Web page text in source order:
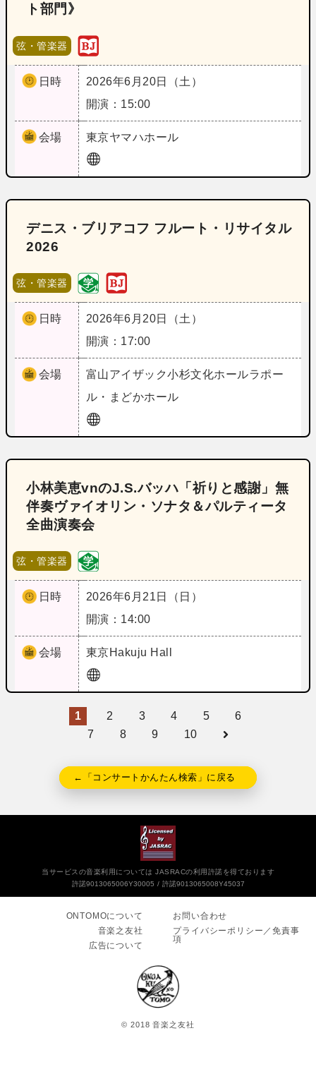
ト部門》
弦・管楽器
日時
2026年6月20日（土）
開演：15:00
会場 東京ヤマハホール
デニス・ブリアコフ フルート・リサイタル
2026
弦・管楽器
日時
2026年6月20日（土）
開演：17:00
会場 富山アイザック小杉文化ホールラポー
ル・まどかホール
小林美恵vnのJ.S.バッハ「祈りと感謝」無
伴奏ヴァイオリン・ソナタ＆パルティータ
全曲演奏会
弦・管楽器
日時
2026年6月21日（日）
開演：14:00
会場 東京Hakuju Hall
1 2 3 4 5
6
7
8 9 10
←「コンサートかんたん検索」に戻る
当サービスの音楽利用については JASRACの利用許諾を得ております
許諾9013065006Y30005
許諾9013065008Y45037
ONTOMOについて
音楽之友社
広告について
お問い合わせ
プライバシーポリシー／免責事
項
© 2018 音楽之友社